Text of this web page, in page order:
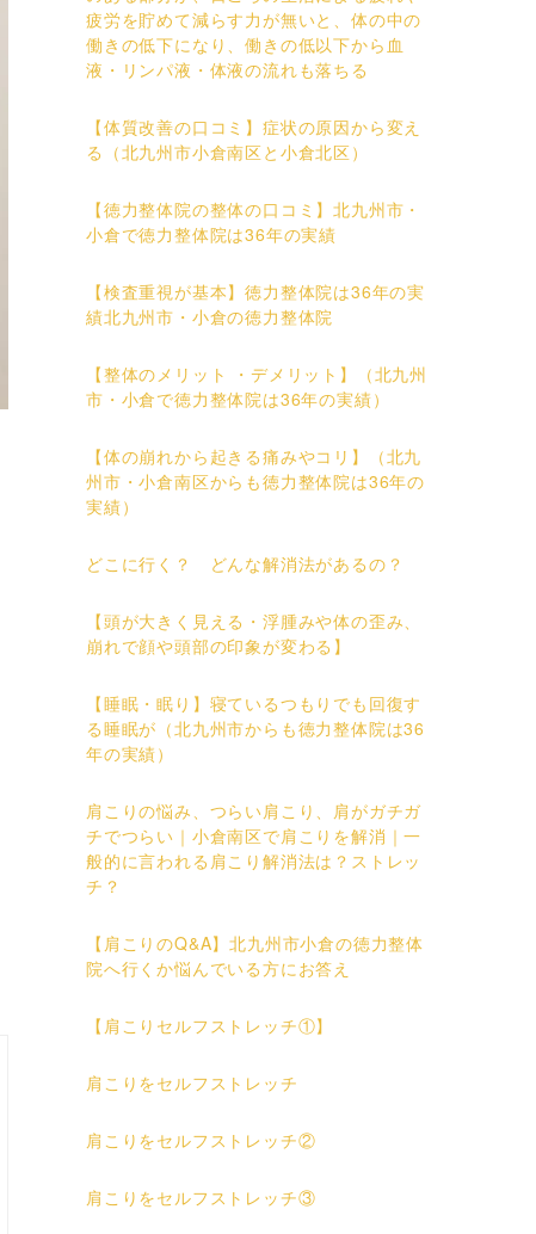
疲労を貯めて減らす力が無いと、体の中の
働きの低下になり、働きの低以下から血
液・リンパ液・体液の流れも落ちる
【体質改善の口コミ】症状の原因から変え
る（北九州市小倉南区と小倉北区）
【徳力整体院の整体の口コミ】北九州市・
小倉で徳力整体院は36年の実績
【検査重視が基本】徳力整体院は36年の実
績北九州市・小倉の徳力整体院
【整体のメリット ・デメリット】（北九州
市・小倉で徳力整体院は36年の実績）
【体の崩れから起きる痛みやコリ】（北九
州市・小倉南区からも徳力整体院は36年の
実績）
どこに行く？ どんな解消法があるの？
【頭が大きく見える・浮腫みや体の歪み、
崩れで顔や頭部の印象が変わる】
【睡眠・眠り】寝ているつもりでも回復す
る睡眠が（北九州市からも徳力整体院は36
年の実績）
肩こりの悩み、つらい肩こり、肩がガチガ
チでつらい｜小倉南区で肩こりを解消｜一
般的に言われる肩こり解消法は？ストレッ
チ？
【肩こりのQ&A】北九州市小倉の徳力整体
院へ行くか悩んでいる方にお答え
【肩こりセルフストレッチ①】
肩こりをセルフストレッチ
肩こりをセルフストレッチ②
肩こりをセルフストレッチ③